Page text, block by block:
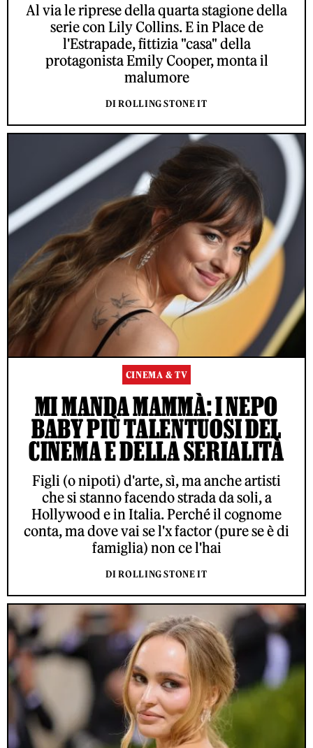
Al via le riprese della quarta stagione della
serie con Lily Collins. E in Place de
l'Estrapade, fittizia "casa" della
protagonista Emily Cooper, monta il
malumore
DI ROLLING STONE IT
CINEMA & TV
MI MANDA MAMMÀ: I NEPO
BABY PIÙ TALENTUOSI DEL
CINEMA E DELLA SERIALITÀ
Figli (o nipoti) d'arte, sì, ma anche artisti
che si stanno facendo strada da soli, a
Hollywood e in Italia. Perché il cognome
conta, ma dove vai se l'x factor (pure se è di
famiglia) non ce l'hai
DI ROLLING STONE IT